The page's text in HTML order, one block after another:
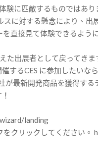
験に匹敵するものでは
に対する懸念により、
直接見て体験できるよ
た出展者として戻ってき
するCES に参加したい
最新開発商品を獲得す
landing
をクリックしてください